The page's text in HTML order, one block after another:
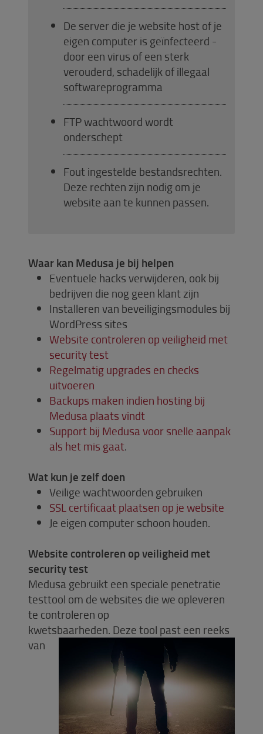
De server die je website host of je
eigen computer is geïnfecteerd -
door een virus of een sterk
verouderd, schadelijk of illegaal
softwareprogramma
FTP wachtwoord wordt
onderschept
Fout ingestelde bestandsrechten.
Deze rechten zijn nodig om je
website aan te kunnen passen.
Waar kan Medusa je bij helpen
Eventuele hacks verwijderen, ook bij
bedrijven die nog geen klant zijn
Installeren van beveiligingsmodules bij
WordPress sites
Website controleren op veiligheid met
security test
Regelmatig upgrades en checks
uitvoeren
Backups maken indien hosting bij
Medusa plaats vindt
Support bij Medusa voor snelle aanpak
als het mis gaat.
Wat kun je zelf doen
Veilige wachtwoorden gebruiken
SSL certificaat plaatsen op je website
Je eigen computer schoon houden.
Website controleren op veiligheid met
security test
Medusa gebruikt een speciale penetratie
testtool om de websites die we opleveren
te controleren op
kwetsbaarheden. Deze tool past een reeks
van